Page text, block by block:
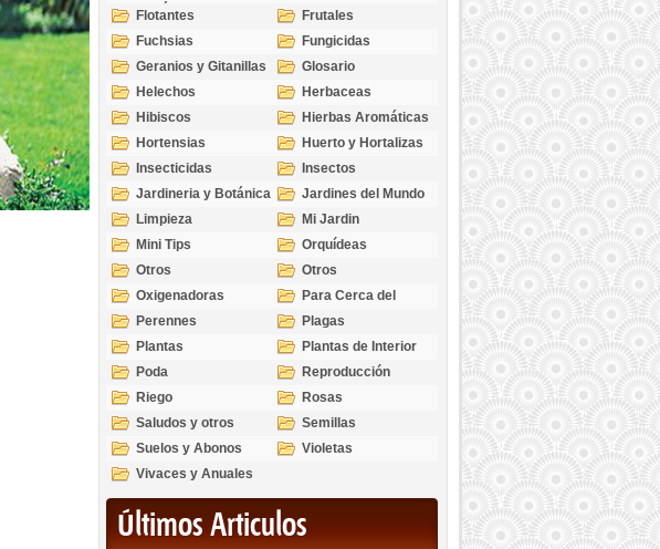
Acuáticas
Flotantes
Frutales
Fuchsias
Fungicidas
Geranios y Gitanillas
Glosario
Helechos
Herbaceas
Hibiscos
Hierbas Aromáticas
Hortensias
Huerto y Hortalizas
Insecticidas
Insectos
Jardineria y Botánica
Jardines del Mundo
Limpieza
Mi Jardin
Mini Tips
Orquídeas
Otros
Otros
Oxigenadoras
Para Cerca del
Estanque
Perennes
Plagas
Plantas
Plantas de Interior
Poda
Reproducción
Riego
Rosas
Saludos y otros
temas
Semillas
Suelos y Abonos
Violetas
Vivaces y Anuales
Últimos Articulos